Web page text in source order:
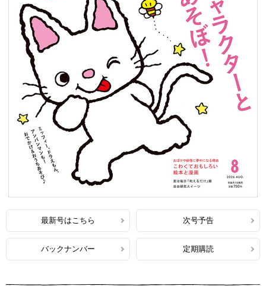
最新号はこちら 次号予告
バックナンバー 定期購読